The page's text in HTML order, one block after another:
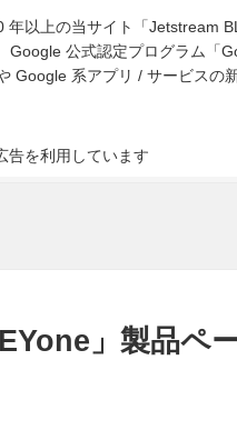
以上の当サイト「Jetstream
公式認定プログラム「
Google 系アプリ / サービスの
告を利用しています
」製品ペ